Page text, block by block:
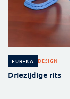
EUREKA DESIGN
Driezijdige rits